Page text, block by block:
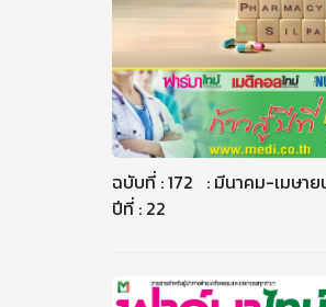
ฉบับที่ : 172 : มีนาคม-เมษาย
ปีที่ : 22